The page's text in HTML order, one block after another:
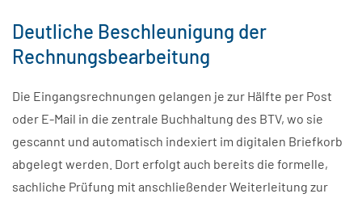
Deutliche Beschleunigung der
Rechnungsbearbeitung
Die Eingangsrechnungen gelangen je zur Hälfte per Post
oder E-Mail in die zentrale Buchhaltung des BTV, wo sie
gescannt und automatisch indexiert im digitalen Briefkorb
abgelegt werden. Dort erfolgt auch bereits die formelle,
sachliche Prüfung mit anschließender Weiterleitung zur